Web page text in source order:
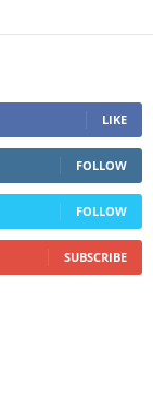
LIKE
FOLLOW
FOLLOW
SUBSCRIBE